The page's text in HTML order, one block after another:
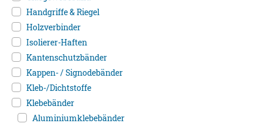
Handgriffe & Riegel
Holzverbinder
Isolierer-Haften
Kantenschutzbänder
Kappen- / Signodebänder
Kleb-/Dichtstoffe
Klebebänder
Aluminiumklebebänder